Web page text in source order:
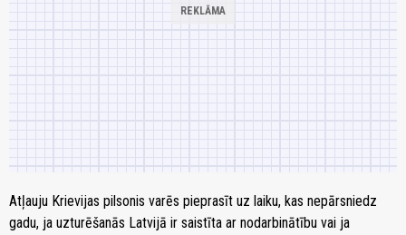
Atļauju Krievijas pilsonis varēs pieprasīt uz laiku, kas nepārsniedz
gadu, ja uzturēšanās Latvijā ir saistīta ar nodarbinātību vai ja